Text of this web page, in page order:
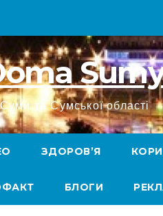
та Сумської області
ЗДОРОВ’Я
БЛОГИ